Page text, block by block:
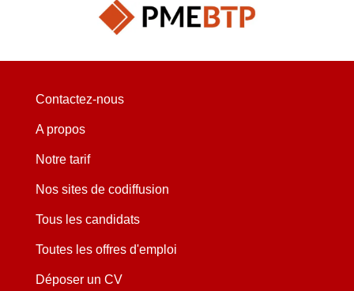
Contactez-nous
A propos
Notre tarif
Nos sites de codiffusion
Tous les candidats
Toutes les offres d'emploi
Déposer un CV